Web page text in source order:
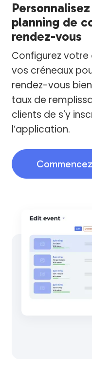
planning de
rendez-vous
Configurez
vos créneaux
rendez-vous
taux de
clients de s'y
l’application.